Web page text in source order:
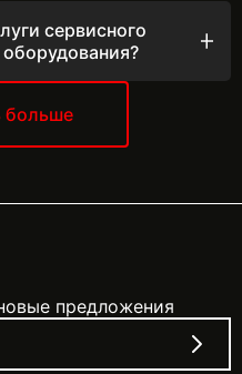
Подробную
работы можно
сервисного
Профилактическое
Замена
ремонт
больше
предложения